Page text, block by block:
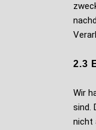
2.3
Wir
sind.
nicht